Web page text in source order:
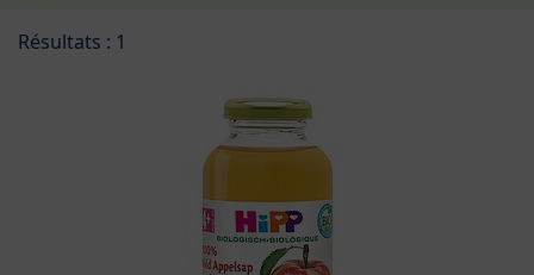
Résultats : 1